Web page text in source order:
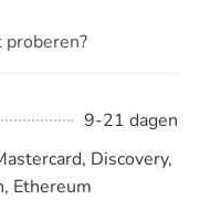
9-21 dagen
Discovery,
Ethereum